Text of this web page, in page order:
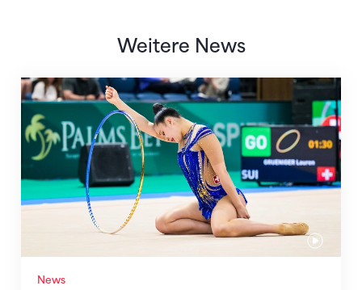
Weitere News
News
Nächster Halt: Weltmeisterschaft